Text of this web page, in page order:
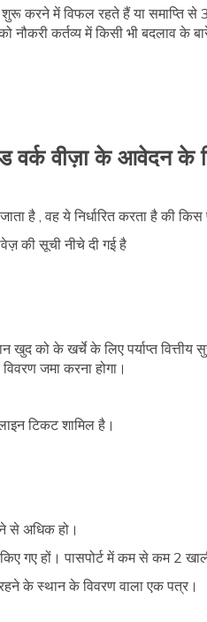
शुरू करने में विफल रहते हैं या
नौकरी कर्तव्य में किसी भी बदलाव के
वर्क वीज़ा के आवेदन
है , वह ये निर्धारित करता है की
की सूची नीचे दी गई है
को के खर्चे के लिए पर्याप्त वित्तीय
जमा करना होगा।
टिकट शामिल है।
से अधिक हो।
गए हों। पासपोर्ट में कम से कम 2
रहने के स्थान के विवरण वाला एक पत्र।